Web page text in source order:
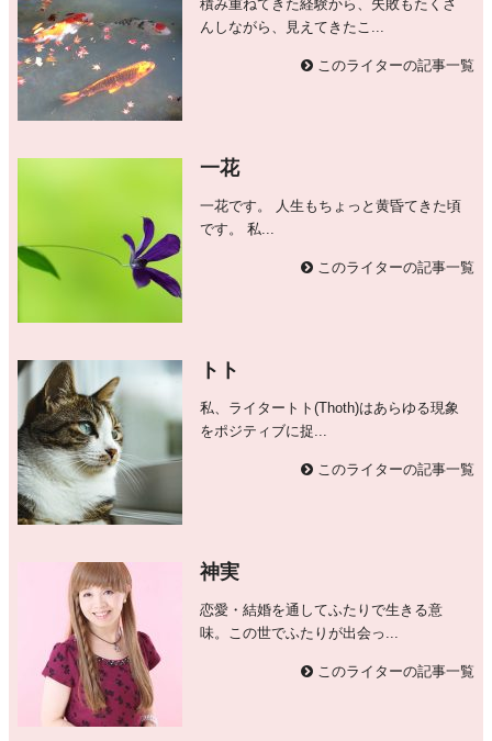
積み重ねてきた経験から、失敗もたくさ
んしながら、見えてきたこ...
このライターの記事一覧
一花
一花です。 人生もちょっと黄昏てきた頃
です。 私...
このライターの記事一覧
トト
私、ライタートト(Thoth)はあらゆる現象
をポジティブに捉...
このライターの記事一覧
神実
恋愛・結婚を通してふたりで生きる意
味。この世でふたりが出会っ...
このライターの記事一覧